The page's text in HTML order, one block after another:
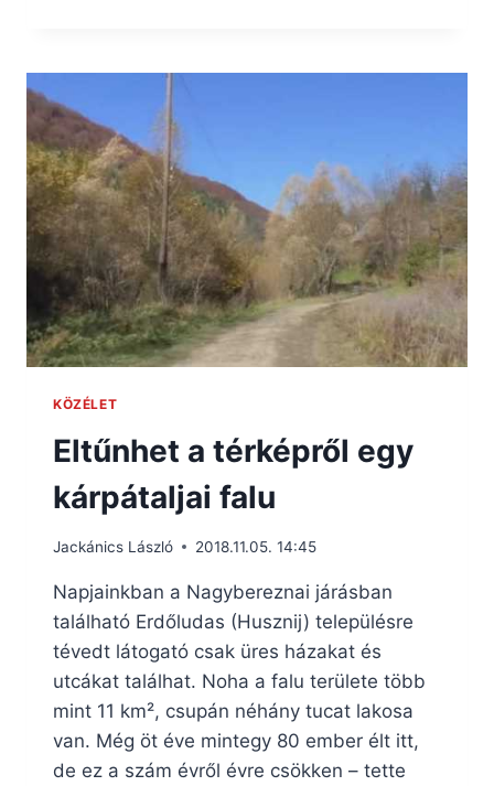
KÖZÉLET
Eltűnhet a térképről egy
kárpátaljai falu
Jackánics László 2018.11.05. 14:45
Napjainkban a Nagybereznai járásban
található Erdőludas (Husznij) településre
tévedt látogató csak üres házakat és
utcákat találhat. Noha a falu területe több
mint 11 km², csupán néhány tucat lakosa
van. Még öt éve mintegy 80 ember élt itt,
de ez a szám évről évre csökken – tette